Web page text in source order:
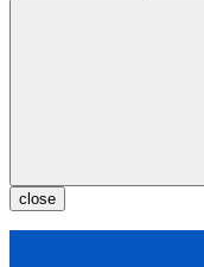
close